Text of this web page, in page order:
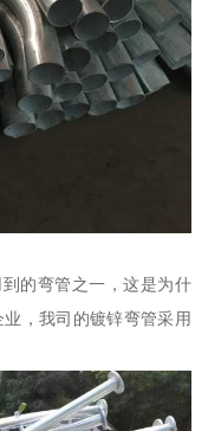
的弯管之一，这是为什
，我司的镀锌弯管采用